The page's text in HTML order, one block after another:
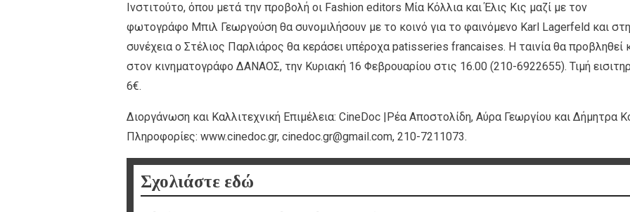
Ινστιτούτο, όπου μετά την προβολή οι Fashion editors Μία Κόλλια και Έλις Κις μαζί με τον
φωτογράφο Μπιλ Γεωργούση θα συνομιλήσουν με το κοινό για το φαινόμενο Karl Lagerfeld και στη
συνέχεια ο Στέλιος Παρλιάρος θα κεράσει υπέροχα patisseries francaises. H ταινία θα προβληθεί
στον κινηματογράφο ΔΑΝΑΟΣ, την Κυριακή 16 Φεβρουαρίου στις 16.00 (210-6922655). Τιμή
6€.
Διοργάνωση και Καλλιτεχνική Επιμέλεια: CineDoc |Ρέα Αποστολίδη, Αύρα Γεωργίου και Δήμητρα
Πληροφορίες: www.cinedoc.gr, cinedoc.gr@gmail.com, 210-7211073.
Σχολιάστε εδώ